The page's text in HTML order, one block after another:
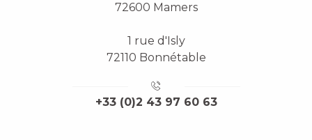
72600 Mamers
1 rue d'Isly
72110 Bonnétable
+33 (0)2 43 97 60 63